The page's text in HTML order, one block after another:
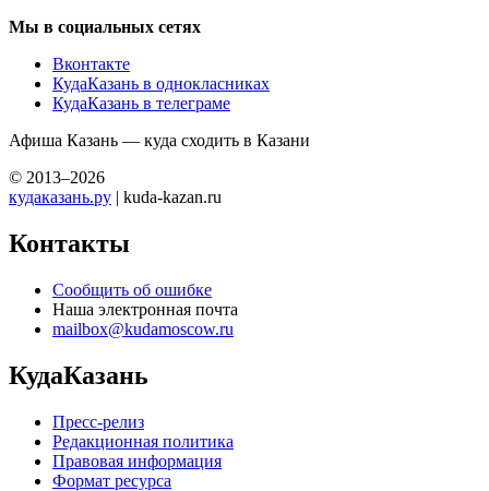
Мы в социальных сетях
Вконтакте
КудаКазань в однокласниках
КудаКазань в телеграме
Афиша Казань — куда сходить в Казани
© 2013–2026
кудаказань.ру | kuda-kazan.ru
Контакты
Сообщить об ошибке
Наша электронная почта
mailbox@kudamoscow.ru
КудаКазань
Пресс-релиз
Редакционная политика
Правовая информация
Формат ресурса